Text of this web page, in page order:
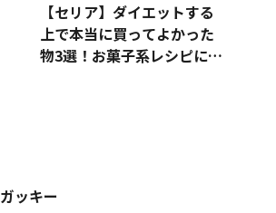
【セリア】ダイエットする
上で本当に買ってよかった
物3選！お菓子系レシピに使
ガッキー